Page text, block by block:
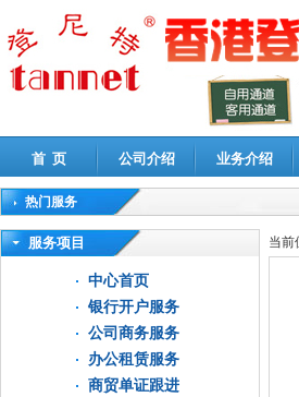
首 页 公司介绍 业务介绍
热门服务
高新技术企业认定审计|企业所得税汇算清缴申报
服务项目
中心首页
银行开户服务
公司商务服务
办公租赁服务
商贸单证跟进
当前